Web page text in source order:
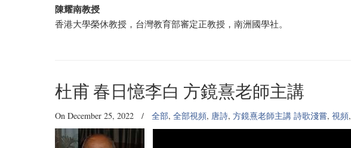
陳耀南教授
香港大學榮休教授，台灣教育部審定正教授，南洲國學社。
杜甫 春日憶李白 方鏡熹老師主講
On December 25, 2022 / 全部, 全部視頻, 唐詩, 方鏡熹老師主講 詩歌淺嘗, 視頻,